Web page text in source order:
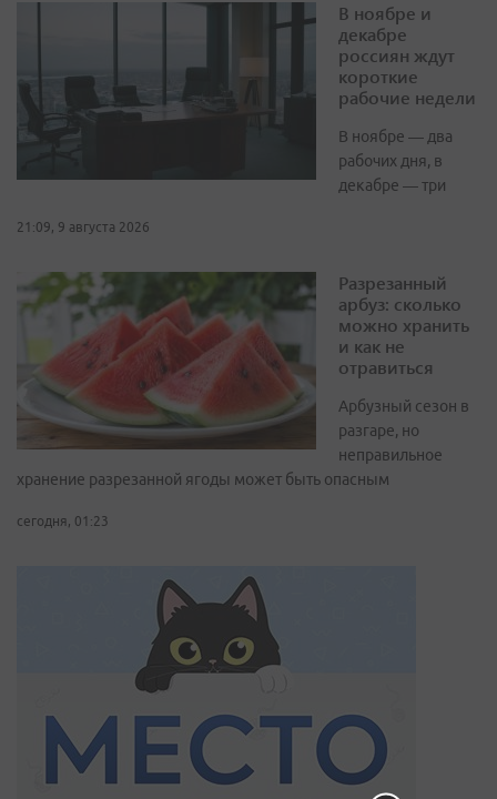
В ноябре и
декабре
россиян ждут
короткие
рабочие недели
В ноябре — два
рабочих дня, в
декабре — три
21:09, 9 августа 2026
Разрезанный
арбуз: сколько
можно хранить
и как не
отравиться
Арбузный сезон в
разгаре, но
неправильное
хранение разрезанной ягоды может быть опасным
сегодня, 01:23